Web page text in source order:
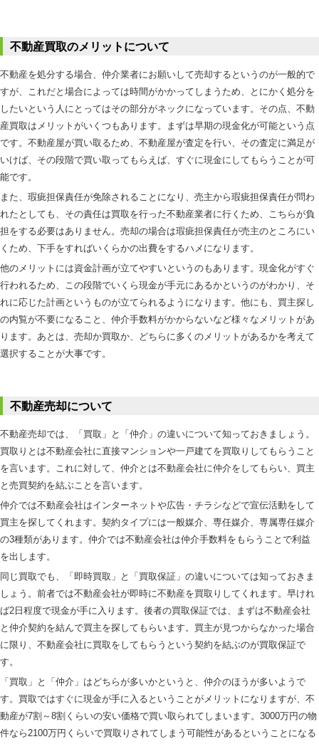
不動産買取のメリットについて
不動産を処分する場合、仲介業者にお願いして売却するというのが一般的で
すが、これだと場合によっては時間がかかってしまうため、とにかく処分を
したいという人にとってはその部分がネックになっています。その点、不動
産買取はメリットがいくつもあります。まずは早期の現金化が可能という点
です。不動産屋が買い取るため、不動産屋が査定を行い、その査定に満足が
いけば、その段階で買い取ってもらえば、すぐに現金にしてもらうことが可
能です。
また、瑕疵担保責任が免除されることになり、売主から瑕疵担保責任が問わ
れたとしても、その責任は買取を行った不動産業者に行くため、こちらが負
担をする必要はありません。売却の場合は瑕疵担保責任が売主のところにい
くため、下手をすればいくらかの出費をするハメになります。
他のメリットには資金計画が立てやすいというのもあります。現金化がすぐ
行われるため、この段階でいくら現金が手元にあるかというのがわかり、そ
れに応じた計画というものが立てられるようになります。他にも、買主探し
の内覧が不要になること、仲介手数料がかからないなど様々なメリットがあ
ります。あとは、売却か買取か、どちらに多くのメリットがあるかを考えて
選択することが大事です。
不動産売却について
不動産売却では、「買取」と「仲介」の違いについて知っておきましょう。
買取りとは不動産会社に直接マンションや一戸建てを買取りしてもらうこと
を言います。これに対して、仲介とは不動産会社に仲介をしてもらい、買主
と売買契約を結ぶことを言います。
仲介では不動産会社はインターネットや広告・チラシなどで宣伝活動をして
買主を探してくれます。契約タイプには一般媒介、専任媒介、専属専任媒介
の3種類があります。仲介では不動産会社は仲介手数料をもらうことで利益
を出します。
同じ買取でも、「即時買取」と「買取保証」の違いについては知っておきま
しょう。前者では不動産会社が即時に不動産を買取りしてくれます。早けれ
ば2日程度で現金が手に入ります。後者の買取保証では、まずは不動産会社
と仲介契約を結んで買主を探してもらいます。買主が見つからなかった場合
に限り、不動産会社に買取をしてもらうという契約を結ぶのが買取保証で
す。
「買取」と「仲介」はどちらが多いかというと、仲介のほうが多いようで
す。買取ではすぐに現金が手に入るということがメリットになりますが、不
動産が7割～8割くらいの安い価格で買い取られてしまいます。3000万円の物
件なら2100万円くらいで買取りされてしまう可能性があるということになる